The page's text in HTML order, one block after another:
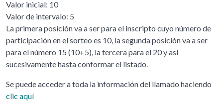
Valor inicial: 10
Valor de intervalo: 5
La primera posición va a ser para el inscripto cuyo número de
participación en el sorteo es 10, la segunda posición va a ser
para el número 15 (10+5), la tercera para el 20 y así
sucesivamente hasta conformar el listado.
Se puede acceder a toda la información del llamado haciendo
clic aquí